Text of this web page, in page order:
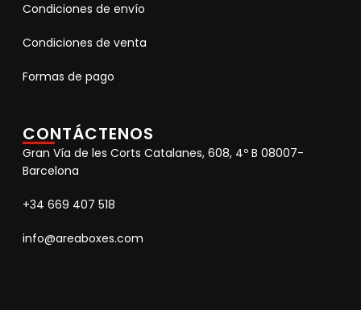
Condiciones de envío
Condiciones de venta
Formas de pago
CONTÁCTENOS
Gran Vía de les Corts Catalanes, 608, 4º B 08007-
Barcelona
+34 669 407 518
info@areaboxes.com